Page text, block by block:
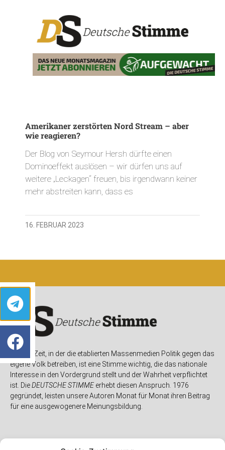
Amerikaner zerstörten Nord Stream – aber
wie reagieren?
Der Blog von Seymour Hersh dürfte einen
Dominoeffekt auslösen – wir dürfen uns auf
weitere „Leckagen“ freuen, bis irgendwann keiner
mehr abstreiten kann, dass es
16. FEBRUAR 2023
In einer Zeit, in der die etablierten Massenmedien Politik gegen das
eigene Volk betreiben, ist eine Stimme wichtig, die das nationale
Interesse in den Vordergrund stellt und der Wahrheit verpflichtet
ist. DieDEUTSCHE STIMMEerhebt diesen Anspruch. 1976
gegründet, leisten unsere Autoren Monat für Monat ihren Beitrag
für eine ausgewogenere Meinungsbildung.